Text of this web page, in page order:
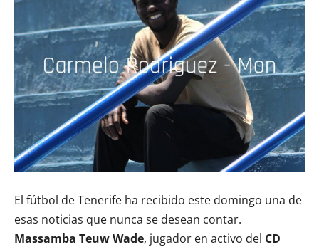
El fútbol de Tenerife ha recibido este domingo una de
esas noticias que nunca se desean contar.
Massamba Teuw Wade, jugador en activo del CD